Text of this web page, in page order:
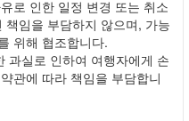
로 인한 일정 변경 또는 취소
임을 부담하지 않으며, 가능
위해 협조합니다.
과실로 인하여 여행자에게 손
관에 따라 책임을 부담합니